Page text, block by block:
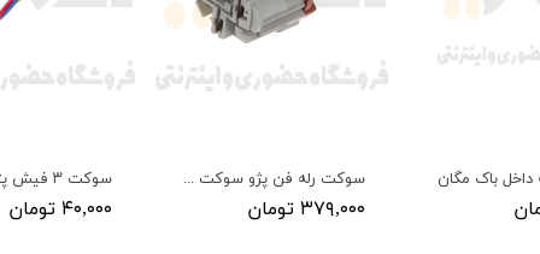
۴۰,۰۰۰ تومان
سوکت رله فن پژو سوکت سما الکتریک
۳۷۹,۰۰۰ تومان
باک مگان